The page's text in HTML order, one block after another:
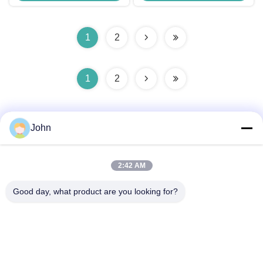
Sustainable Power
1 2
1 2
John
2:42 AM
Good day, what product are you looking for?